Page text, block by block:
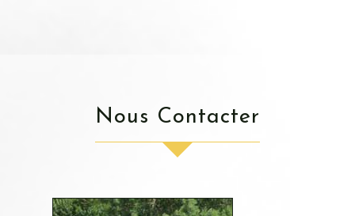
Nous Contacter